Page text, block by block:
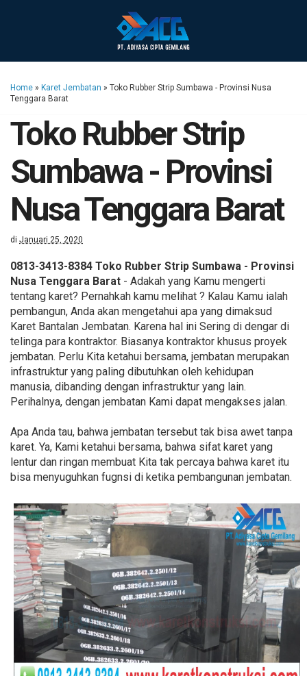
Home » Karet Jembatan » Toko Rubber Strip Sumbawa - Provinsi Nusa
Tenggara Barat
Toko Rubber Strip
Sumbawa - Provinsi
Nusa Tenggara Barat
di Januari 25, 2020
0813-3413-8384 Toko Rubber Strip Sumbawa - Provinsi
Nusa Tenggara Barat - Adakah yang Kamu mengerti
tentang karet? Pernahkah kamu melihat ? Kalau Kamu ialah
pembangun, Anda akan mengetahui apa yang dimaksud
Karet Bantalan Jembatan. Karena hal ini Sering di dengar di
telinga para kontraktor. Biasanya kontraktor khusus proyek
jembatan. Perlu Kita ketahui bersama, jembatan merupakan
infrastruktur yang paling dibutuhkan oleh kehidupan
manusia, dibanding dengan infrastruktur yang lain.
Perihalnya, dengan jembatan Kami dapat mengakses jalan.
Apa Anda tau, bahwa jembatan tersebut tak bisa awet tanpa
karet. Ya, Kami ketahui bersama, bahwa sifat karet yang
lentur dan ringan membuat Kita tak percaya bahwa karet itu
bisa menyuguhkan fugnsi di ketika pembangunan jembatan.